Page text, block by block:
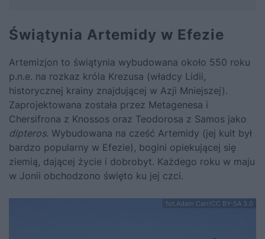
Świątynia Artemidy w Efezie
Artemizjon to świątynia wybudowana około 550 roku
p.n.e. na rozkaz króla Krezusa (władcy Lidii,
historycznej krainy znajdującej w Azji Mniejszej).
Zaprojektowana została przez Metagenesa i
Chersifrona z Knossos oraz Teodorosa z Samos jako
dipteros. Wybudowana na cześć Artemidy (jej kult był
bardzo popularny w Efezie), bogini opiekującej się
ziemią, dającej życie i dobrobyt. Każdego roku w maju
w Jonii obchodzono święto ku jej czci.
fot.Adam Carr/CC BY-SA 3.0